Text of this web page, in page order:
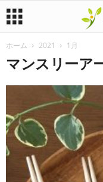
暮
ノ
ユ
ホーム 2021 1月
マンスリーア